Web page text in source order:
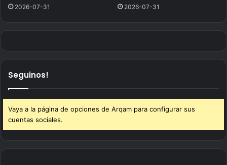
2026-07-31 2026-07-31
Seguinos!
Vaya a la página de opciones de Arqam para configurar sus
cuentas sociales.